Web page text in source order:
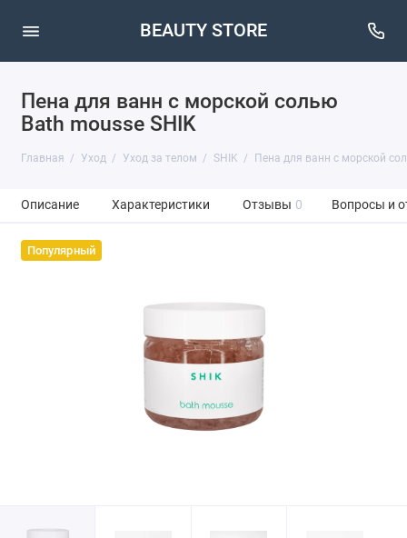
BEAUTY STORE
Пена для ванн с морской солью
Bath mousse SHIK
Главная Уход Уход за телом SHIK Пена для ванн с морской
Описание Характеристики Отзывы 0 Вопросы и
Популярный